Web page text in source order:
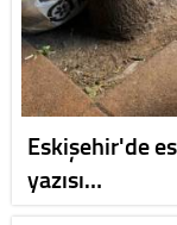
Eskişehir'de
yazısı…